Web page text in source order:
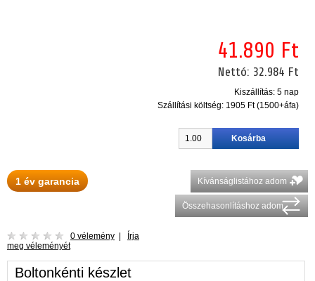
41.890 Ft
Nettó: 32.984 Ft
Kiszállítás: 5 nap
Szállítási költség: 1905 Ft (1500+áfa)
1 év garancia Kívánságlistához adom
Összehasonlításhoz adom
0 vélemény
Írja
meg véleményét
Boltonkénti készlet